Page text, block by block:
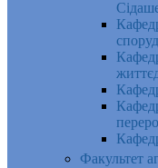
Факультет